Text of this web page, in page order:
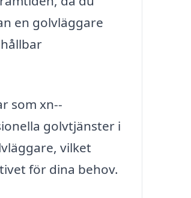
en golvläggare
som xn--
golvtjänster i
vilket
för dina behov.